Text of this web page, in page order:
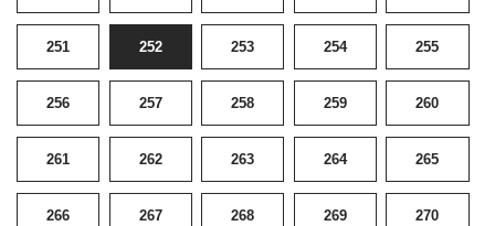
251 252 253 254 255
256 257 258 259 260
261 262 263 264 265
266 267 268 269 270